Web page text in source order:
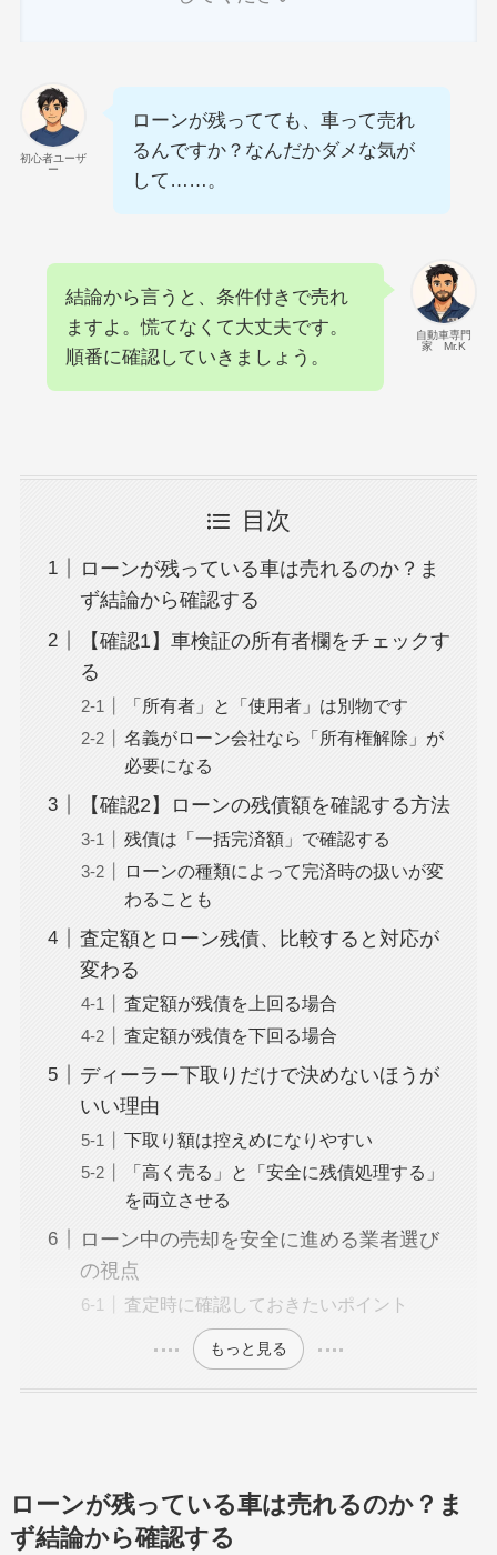
初心者ユーザ
ー
ローンが残ってても、車って売れ
るんですか？なんだかダメな気が
して……。
自動車専門
家 Mr.K
結論から言うと、条件付きで売れ
ますよ。慌てなくて大丈夫です。
順番に確認していきましょう。
目次
ローンが残っている車は売れるのか？ま
ず結論から確認する
【確認1】車検証の所有者欄をチェックす
る
「所有者」と「使用者」は別物です
名義がローン会社なら「所有権解除」が
必要になる
【確認2】ローンの残債額を確認する方法
残債は「一括完済額」で確認する
ローンの種類によって完済時の扱いが変
わることも
査定額とローン残債、比較すると対応が
変わる
査定額が残債を上回る場合
査定額が残債を下回る場合
ディーラー下取りだけで決めないほうが
いい理由
下取り額は控えめになりやすい
「高く売る」と「安全に残債処理する」
を両立させる
ローン中の売却を安全に進める業者選び
の視点
査定時に確認しておきたいポイント
もっと見る
ローンが残っている車は売れるのか？ま
ず結論から確認する